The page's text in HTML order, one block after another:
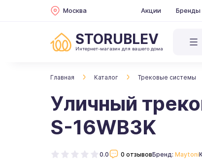
Москва Акции Бренды
STORUBLEV
Интернет-магазин для вашего дома
Главная Каталог Трековые системы
Уличный
S-16WB3K
0.0 0 отзывовБренд: Maytoni